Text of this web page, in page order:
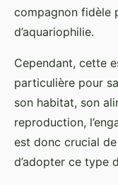
compagnon fidèle
d’aquariophilie.
Cependant, cette
particulière pour
son habitat, son
reproduction,
est donc crucial
d’adopter ce type